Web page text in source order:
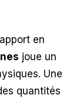
en
joue un
Une
quantités